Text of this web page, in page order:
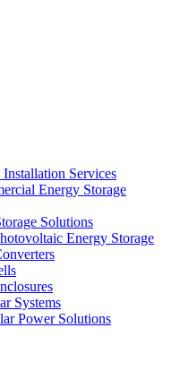
Services
Energy Storage
Solutions
Energy Storage
Systems
Power Solutions